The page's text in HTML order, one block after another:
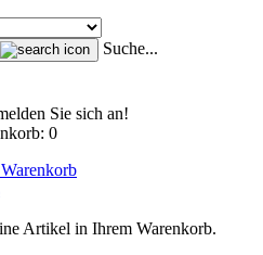
Suche...
Sie sich an!
0
Artikel in Ihrem Warenkorb.